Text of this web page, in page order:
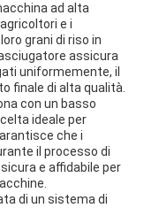
ad alta
e i
grani di riso in
assicura
uniformemente, il
finale di alta qualità.
con un basso
ideale per
che i
il processo di
e affidabile per
di un sistema di